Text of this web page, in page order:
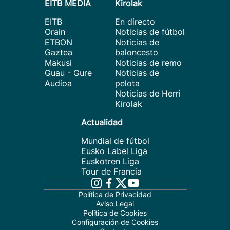
EITB MEDIA
EITB
Orain
ETBON
Gaztea
Makusi
Guau - Gure
Audioa
Kirolak
En directo
Noticias de fútbol
Noticias de
baloncesto
Noticias de remo
Noticias de
pelota
Noticias de Herri
Kirolak
Actualidad
Mundial de fútbol
Eusko Label Liga
Euskotren Liga
Tour de Francia
Política de Privacidad
Aviso Legal
Política de Cookies
Configuración de Cookies